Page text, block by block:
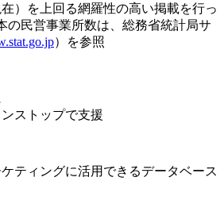
在）を上回る網羅性の高い掲載を行っ
の民営事業所数は、総務省統計局サ
）を参照
ストップで支援
ティングに活用できるデータベース